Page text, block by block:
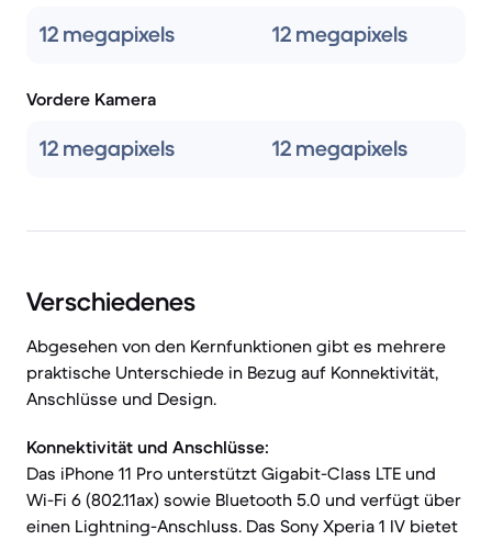
12 megapixels 12 megapixels
Vordere Kamera
12 megapixels 12 megapixels
Verschiedenes
Abgesehen von den Kernfunktionen gibt es mehrere
praktische Unterschiede in Bezug auf Konnektivität,
Anschlüsse und Design.
Konnektivität und Anschlüsse:
Das iPhone 11 Pro unterstützt Gigabit-Class LTE und
Wi-Fi 6 (802.11ax) sowie Bluetooth 5.0 und verfügt über
einen Lightning-Anschluss. Das Sony Xperia 1 IV bietet